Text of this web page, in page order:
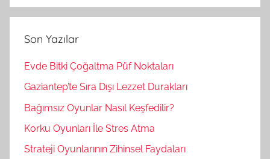
a
a
r
Son Yazılar
Evde Bitki Çoğaltma Püf Noktaları
Gaziantep’te Sıra Dışı Lezzet Durakları
Bağımsız Oyunlar Nasıl Keşfedilir?
Korku Oyunları İle Stres Atma
Strateji Oyunlarının Zihinsel Faydaları